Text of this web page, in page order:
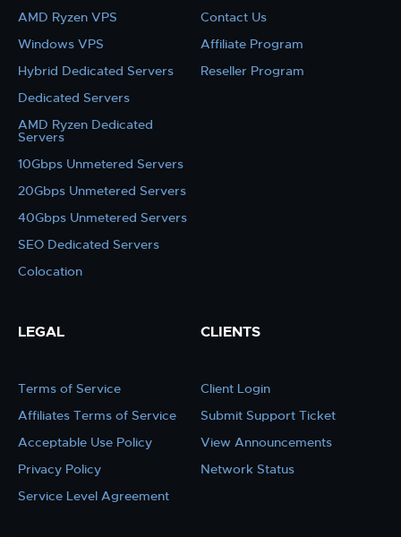
AMD Ryzen VPS
Windows VPS
Hybrid Dedicated Servers
Dedicated Servers
AMD Ryzen Dedicated
Servers
10Gbps Unmetered Servers
20Gbps Unmetered Servers
40Gbps Unmetered Servers
SEO Dedicated Servers
Colocation
Contact Us
Affiliate Program
Reseller Program
LEGAL
Terms of Service
Affiliates Terms of Service
Acceptable Use Policy
Privacy Policy
Service Level Agreement
CLIENTS
Client Login
Submit Support Ticket
View Announcements
Network Status